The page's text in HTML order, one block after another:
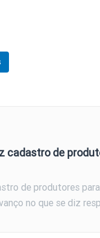
cadastro de
de produtores
no que se diz